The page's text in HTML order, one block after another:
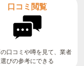
口コミ閲覧
口コミや噂を見て、業者
選びの参考にできる